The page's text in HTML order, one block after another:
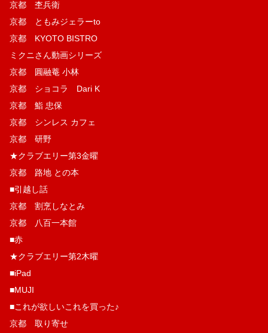
京都 杢兵衛
京都 ともみジェラーto
京都 KYOTO BISTRO
ミクニさん動画シリーズ
京都 圓融菴 小林
京都 ショコラ Dari K
京都 鮨 忠保
京都 シンレス カフェ
京都 研野
★クラブエリー第3金曜
京都 路地 との本
■引越し話
京都 割烹しなとみ
京都 八百一本館
■赤
★クラブエリー第2木曜
■iPad
■MUJI
■これが欲しいこれを買った♪
京都 取り寄せ